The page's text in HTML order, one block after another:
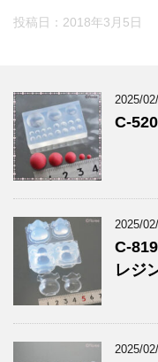
投稿日： 2018年3月5日
2025/
C-
2025/
C-
レジ
2025/